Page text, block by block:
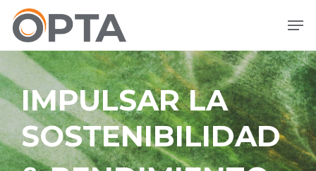
contenido
principal
IMPULSAR LA
SOSTENIBILIDAD